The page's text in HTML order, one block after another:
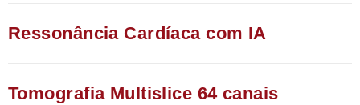
Ressonância Cardíaca com IA​
Tomografia Multislice 64 canais​